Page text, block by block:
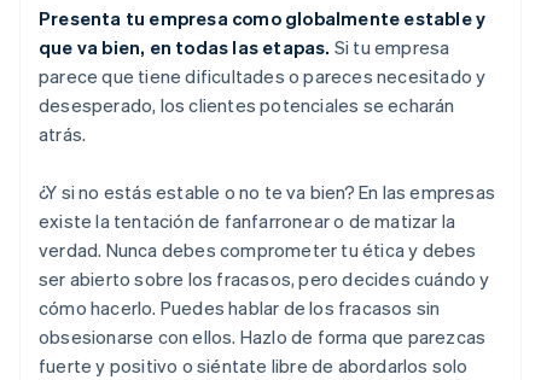
Presenta tu empresa como globalmente estable y
que va bien, en todas las etapas. Si tu empresa
parece que tiene dificultades o pareces necesitado y
desesperado, los clientes potenciales se echarán
atrás.
¿Y si no estás estable o no te va bien? En las empresas
existe la tentación de fanfarronear o de matizar la
verdad. Nunca debes comprometer tu ética y debes
ser abierto sobre los fracasos, pero decides cuándo y
cómo hacerlo. Puedes hablar de los fracasos sin
obsesionarse con ellos. Hazlo de forma que parezcas
fuerte y positivo o siéntate libre de abordarlos solo